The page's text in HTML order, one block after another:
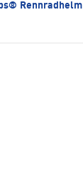
Rennradhelm